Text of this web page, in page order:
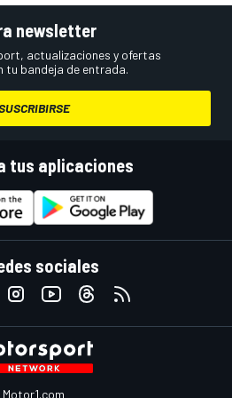
newsletter
actualizaciones y ofertas
tu bandeja de entrada.
tus aplicaciones
sociales
Motor1.com